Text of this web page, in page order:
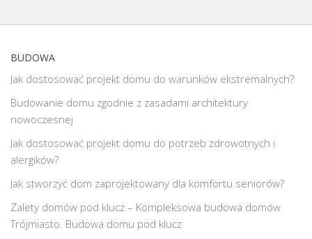
BUDOWA
Jak dostosować projekt domu do warunków ekstremalnych?
Budowanie domu zgodnie z zasadami architektury
nowoczesnej
Jak dostosować projekt domu do potrzeb zdrowotnych i
alergików?
Jak stworzyć dom zaprojektowany dla komfortu seniorów?
Zalety domów pod klucz – Kompleksowa budowa domów
Trójmiasto. Budowa domu pod klucz